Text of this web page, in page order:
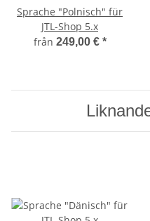
Sprache "Polnisch" für
JTL-Shop 5.x
från 249,00 € *